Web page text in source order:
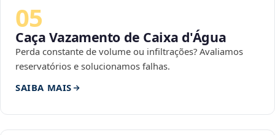
05
Caça Vazamento de Caixa d'Água
Perda constante de volume ou infiltrações? Avaliamos
reservatórios e solucionamos falhas.
SAIBA MAIS